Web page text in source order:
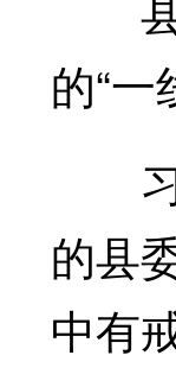
的“一
习
的县
中有